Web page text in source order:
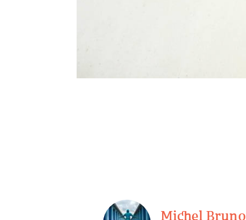
Michel Bruno